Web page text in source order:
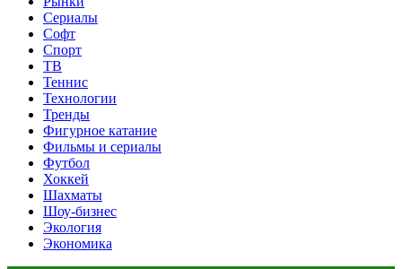
Сериалы
Софт
Спорт
ТВ
Теннис
Технологии
Тренды
Фигурное катание
Фильмы и сериалы
Футбол
Хоккей
Шахматы
Шоу-бизнес
Экология
Экономика